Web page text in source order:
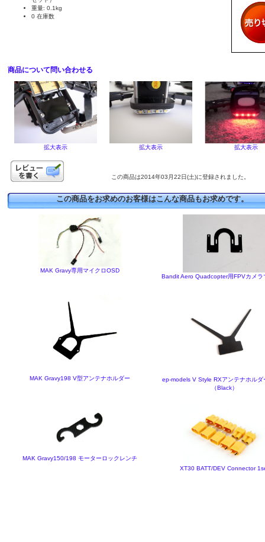
重量: 0.1kg
0 在庫数
商品について問い合わせる
拡大表示 拡大表示 拡大表示
この商品は2014年03月22日(土)に登録されました。
この商品をお求めのお客様はこんな商品もお求めです。
MAK Gravy専用マイクロOSD
Bandit Aero Quadcopter用FPVカメラ
MAK Gravy198 V型アンテナホルダー
ep-models V Style RXアンテナホルダ
（Black）
MAK Gravy150/198 モーターロックレンチ
XT30 BATT/DEV Connector